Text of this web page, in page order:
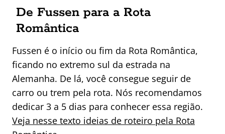
De Fussen para a Rota
Romântica
Fussen é o início ou fim da Rota Romântica,
ficando no extremo sul da estrada na
Alemanha. De lá, você consegue seguir de
carro ou trem pela rota. Nós recomendamos
dedicar 3 a 5 dias para conhecer essa região.
Veja nesse texto ideias de roteiro pela Rota